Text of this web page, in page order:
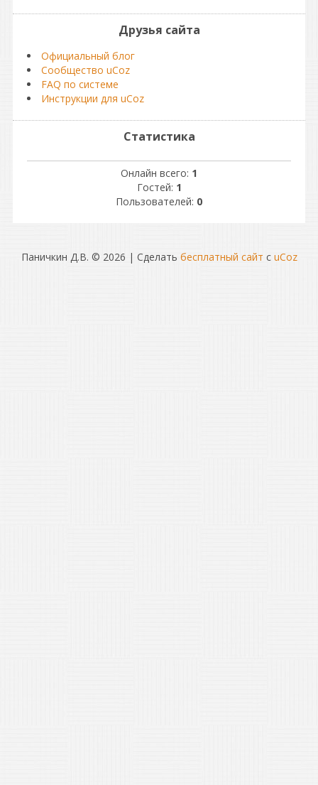
Друзья сайта
Официальный блог
Сообщество uCoz
FAQ по системе
Инструкции для uCoz
Статистика
Онлайн всего: 1
Гостей: 1
Пользователей: 0
Паничкин Д.В. © 2026 | Сделать бесплатный сайт с uCoz